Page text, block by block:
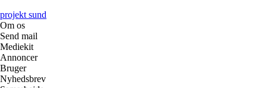
projekt sund
Om os
Send mail
Mediekit
Annoncer
Bruger
Nyhedsbrev